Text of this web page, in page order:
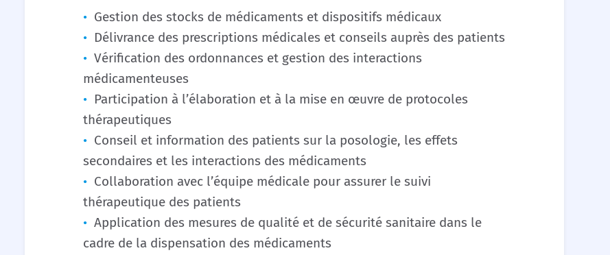
Gestion des stocks de médicaments et dispositifs médicaux
Délivrance des prescriptions médicales et conseils auprès des patients
Vérification des ordonnances et gestion des interactions
médicamenteuses
Participation à l’élaboration et à la mise en œuvre de protocoles
thérapeutiques
Conseil et information des patients sur la posologie, les effets
secondaires et les interactions des médicaments
Collaboration avec l’équipe médicale pour assurer le suivi
thérapeutique des patients
Application des mesures de qualité et de sécurité sanitaire dans le
cadre de la dispensation des médicaments